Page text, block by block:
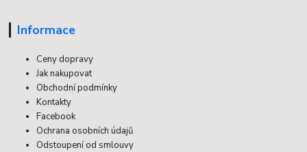
Informace
Ceny dopravy
Jak nakupovat
Obchodní podmínky
Kontakty
Facebook
Ochrana osobních údajů
Odstoupení od smlouvy